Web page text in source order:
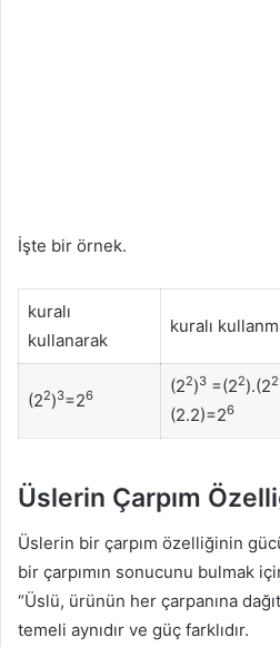
İşte bir örnek.
kuralı
kullanarak
kuralı
(22)3=26 (22)3=(22).(22
(2.2)=26
Üslerin Çarpım
Üslerin bir çarpım özelliğinin
bir çarpımın sonucunu bulmak
“Üslü, ürünün her çarpanına
temeli aynıdır ve güç farklıdır.